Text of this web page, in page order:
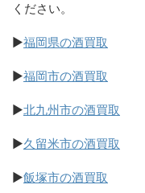
ください。
▶福岡県の酒買取
▶福岡市の酒買取
▶北九州市の酒買取
▶久留米市の酒買取
▶飯塚市の酒買取